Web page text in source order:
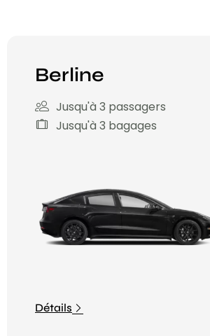
Berline
Jusqu'à 3 passagers
Jusqu'à 3 bagages
Détails